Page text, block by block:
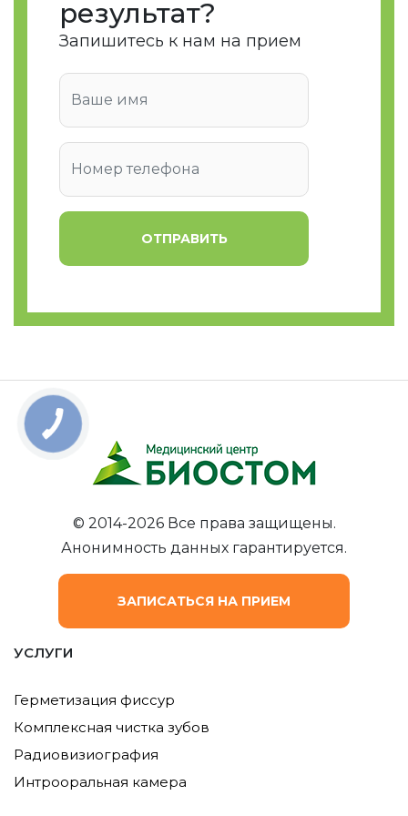
результат?
Запишитесь к нам на прием
ОТПРАВИТЬ
© 2014-2026 Все права защищены.
Анонимность данных гарантируется.
ЗАПИСАТЬСЯ НА ПРИЕМ
УСЛУГИ
Герметизация фиссур
Комплексная чистка зубов
Радиовизиография
Интрооральная камера